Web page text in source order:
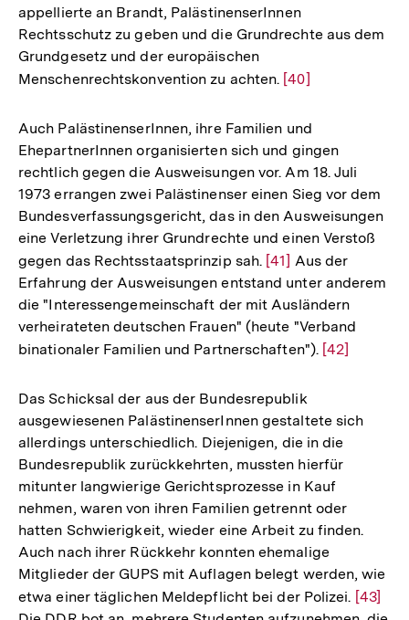
appellierte an Brandt, PalästinenserInnen
Rechtsschutz zu geben und die Grundrechte aus dem
Grundgesetz und der europäischen
Menschenrechtskonvention zu achten. Zur
der
Fußnote
[40]
Auch PalästinenserInnen, ihre Familien und
EhepartnerInnen organisierten sich und gingen
rechtlich gegen die Ausweisungen vor. Am 18. Juli
1973 errangen zwei Palästinenser einen Sieg vor dem
Bundesverfassungsgericht, das in den Ausweisungen
eine Verletzung ihrer Grundrechte und einen Verstoß
gegen das Rechtsstaatsprinzip sah. Zur
Auflösung
der
Fußnote
[41] Aus der
Erfahrung der Ausweisungen entstand unter anderem
die "Interessengemeinschaft der mit Ausländern
verheirateten deutschen Frauen" (heute "Verband
binationaler Familien und Partnerschaften"). Zur
Fußnote
[42]
Das Schicksal der aus der Bundesrepublik
ausgewiesenen PalästinenserInnen gestaltete sich
allerdings unterschiedlich. Diejenigen, die in die
Bundesrepublik zurückkehrten, mussten hierfür
mitunter langwierige Gerichtsprozesse in Kauf
nehmen, waren von ihren Familien getrennt oder
hatten Schwierigkeit, wieder eine Arbeit zu finden.
Auch nach ihrer Rückkehr konnten ehemalige
Mitglieder der GUPS mit Auflagen belegt werden, wie
etwa einer täglichen Meldepflicht bei der Polizei. Zur
[43]